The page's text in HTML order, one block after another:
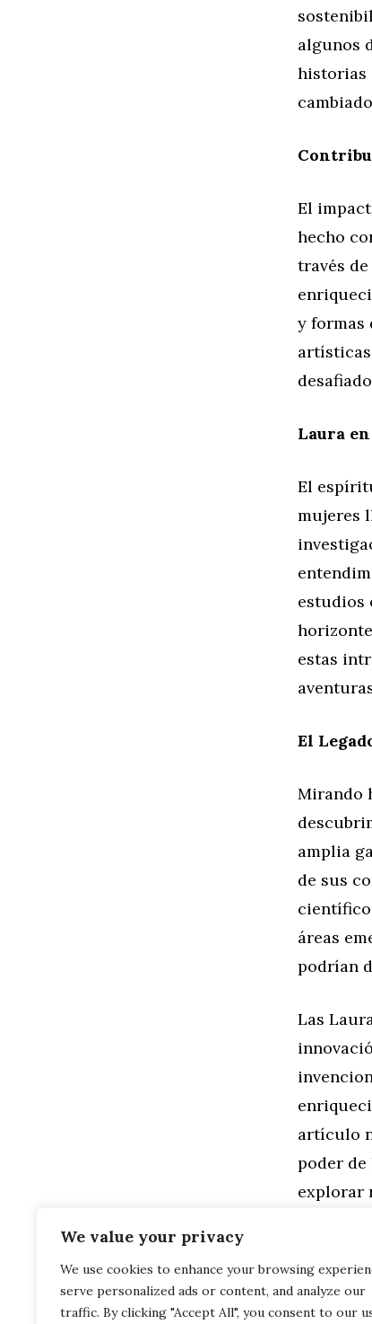
We value your privacy
We use cookies to enhance your browsing
serve personalized ads or content, and analyze our
traffic. By clicking "Accept All", you consent to our
algunos
historias
El
hecho
través
y formas
Laura
El
mujeres
estudios
estas
El
Mirando
amplia
de sus
áreas
podrían
Las
artículo
poder
explorar
Familia,